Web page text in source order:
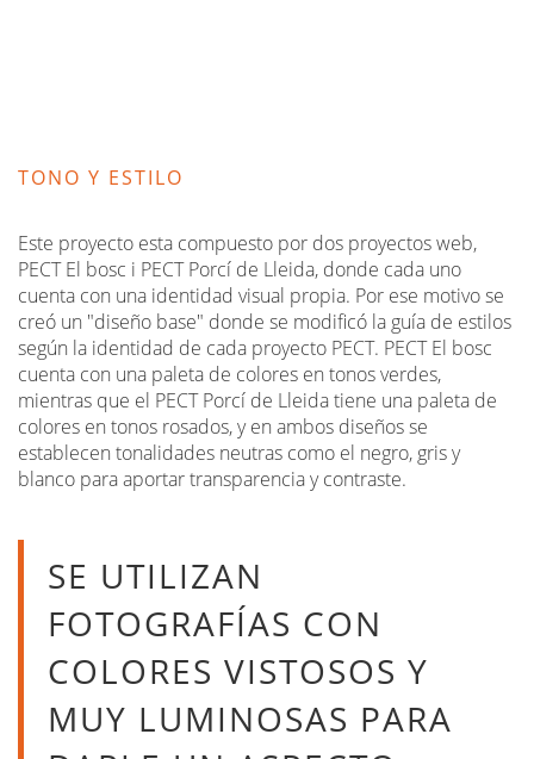
TONO Y ESTILO
Este proyecto esta compuesto por dos proyectos web,
PECT El bosc i PECT Porcí de Lleida, donde cada uno
cuenta con una identidad visual propia. Por ese motivo se
creó un "diseño base" donde se modificó la guía de estilos
según la identidad de cada proyecto PECT. PECT El bosc
cuenta con una paleta de colores en tonos verdes,
mientras que el PECT Porcí de Lleida tiene una paleta de
colores en tonos rosados, y en ambos diseños se
establecen tonalidades neutras como el negro, gris y
blanco para aportar transparencia y contraste.
SE UTILIZAN
FOTOGRAFÍAS CON
COLORES VISTOSOS Y
MUY LUMINOSAS PARA